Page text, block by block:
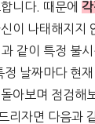
니다. 때문에
이 나태해지지
같이 특정 불
날짜마다 현
아보며 점검해
리자면 다음과